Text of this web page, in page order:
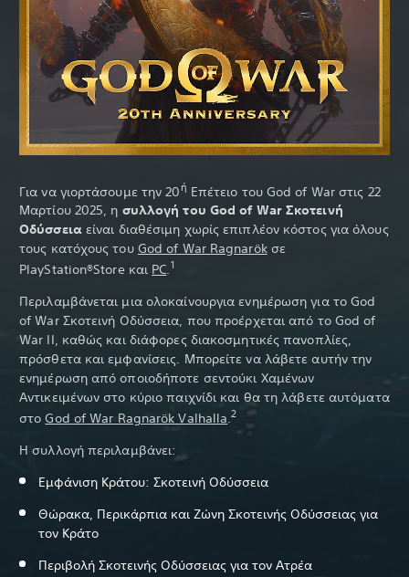
Για να γιορτάσουμε την 20ή Επέτειο του God of War στις 22
Μαρτίου 2025, η συλλογή του God of War Σκοτεινή
Οδύσσειαείναι διαθέσιμη χωρίς επιπλέον κόστος για όλους
τους κατόχους του God of War Ragnarökσε
PlayStation®Store και PC.1
Περιλαμβάνεται μια ολοκαίνουργια ενημέρωση για το God
of War Σκοτεινή Οδύσσεια, που προέρχεται από το God of
War II, καθώς και διάφορες διακοσμητικές πανοπλίες,
πρόσθετα και εμφανίσεις. Μπορείτε να λάβετε αυτήν την
ενημέρωση από οποιοδήποτε σεντούκι Χαμένων
Αντικειμένων στο κύριο παιχνίδι και θα τη λάβετε αυτόματα
στοGod of War Ragnarök Valhalla .2
Η συλλογή περιλαμβάνει:
Εμφάνιση Κράτου: Σκοτεινή Οδύσσεια
Θώρακα, Περικάρπια και Ζώνη Σκοτεινής Οδύσσειας για
τον Κράτο
Περιβολή Σκοτεινής Οδύσσειας για τον Ατρέα